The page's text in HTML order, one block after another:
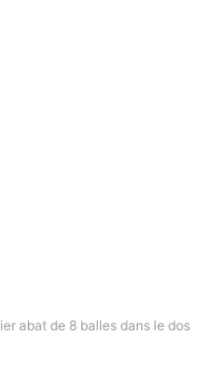
abat de 8 balles dans le dos